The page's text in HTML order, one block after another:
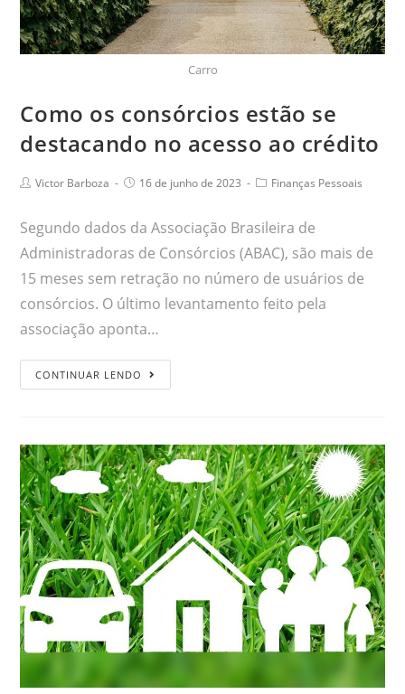
Carro
Como os consórcios estão se
destacando no acesso ao crédito
Victor Barboza 16 de junho de 2023 Finanças Pessoais
Segundo dados da Associação Brasileira de
Administradoras de Consórcios (ABAC), são mais de
15 meses sem retração no número de usuários de
consórcios. O último levantamento feito pela
associação aponta…
CONTINUAR LENDO